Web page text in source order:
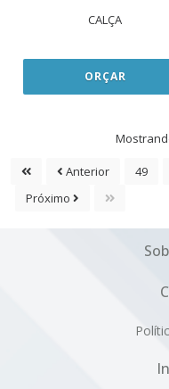
CALÇA
ORÇAR
Anterior 49
Próximo